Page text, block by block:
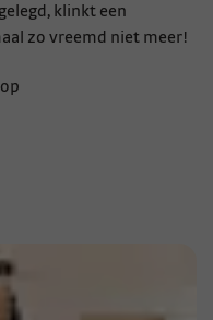
klinkt een
zo vreemd niet meer!